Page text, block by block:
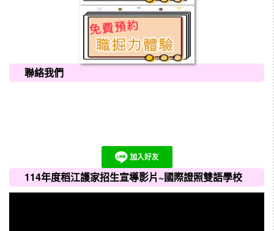
聯絡我們
114年度稻江護家招生宣導影片~國際證照雙語學校